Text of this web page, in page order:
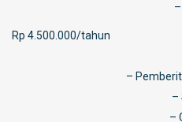
Rp 4.500.000/tahun
–
–
–